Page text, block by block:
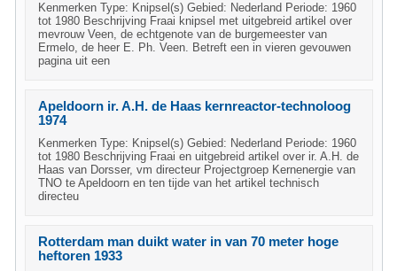
Kenmerken Type: Knipsel(s) Gebied: Nederland Periode: 1960
tot 1980 Beschrijving Fraai knipsel met uitgebreid artikel over
mevrouw Veen, de echtgenote van de burgemeester van
Ermelo, de heer E. Ph. Veen. Betreft een in vieren gevouwen
pagina uit een
Apeldoorn ir. A.H. de Haas kernreactor-technoloog
1974
Kenmerken Type: Knipsel(s) Gebied: Nederland Periode: 1960
tot 1980 Beschrijving Fraai en uitgebreid artikel over ir. A.H. de
Haas van Dorsser, vm directeur Projectgroep Kernenergie van
TNO te Apeldoorn en ten tijde van het artikel technisch
directeu
Rotterdam man duikt water in van 70 meter hoge
heftoren 1933